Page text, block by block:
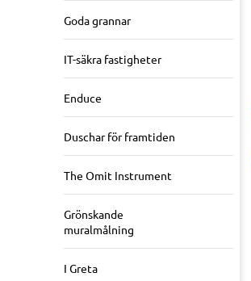
Goda grannar
IT-säkra fastigheter
Enduce
Duschar för framtiden
The Omit Instrument
Grönskande
muralmålning
I Greta